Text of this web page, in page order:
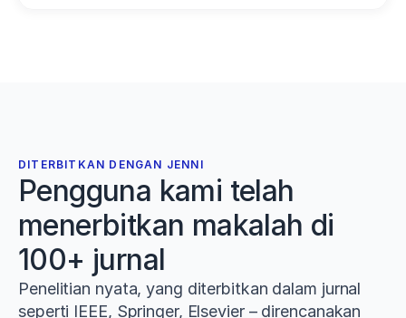
DITERBITKAN DENGAN JENNI
Pengguna kami telah
menerbitkan makalah di
100+ jurnal
Penelitian nyata, yang diterbitkan dalam jurnal
seperti IEEE, Springer, Elsevier – direncanakan